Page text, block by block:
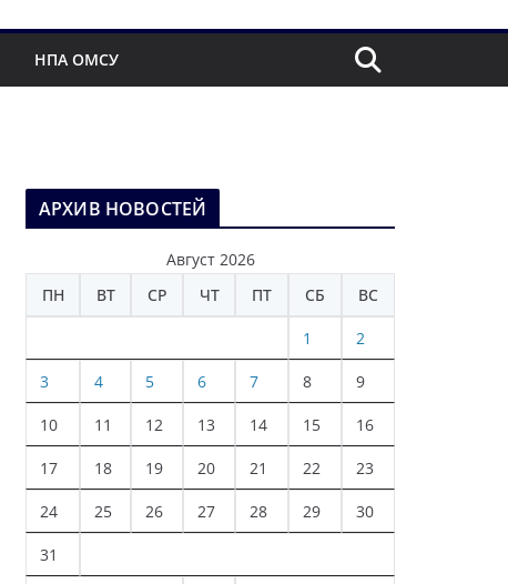
НПА ОМСУ
АРХИВ НОВОСТЕЙ
Август 2026
ПН
ВТ СР ЧТ ПТ СБ ВС
1 2
3 4 5 6 7 8 9
10 11 12 13 14 15 16
17 18 19 20 21 22 23
24 25 26 27 28 29 30
31